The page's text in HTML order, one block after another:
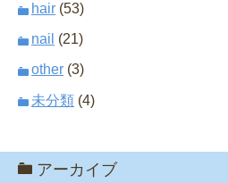
hair (53)
nail (21)
other (3)
未分類 (4)
アーカイブ